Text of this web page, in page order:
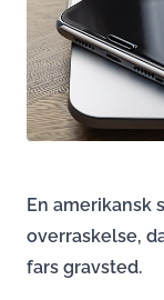
En
overraskelse,
fars gravsted.